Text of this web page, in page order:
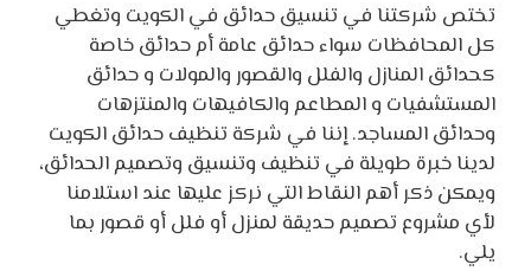
تختص شركتنا في تنسيق حدائق في الكويت وتغطي
كل المحافظات سواء حدائق عامة أم حدائق خاصة
كحدائق المنازل والفلل والقصور والمولات و حدائق
المستشفيات و المطاعم والكافيهات والمنتزهات
وحدائق المساجد. إننا في شركة تنظيف حدائق الكويت
لدينا خبرة طويلة في تنظيف وتنسيق وتصميم الحدائق،
ويمكن ذكر أهم النقاط التي نركز عليها عند استلامنا
لأي مشروع تصميم حديقة لمنزل أو فلل أو قصور بما
يلي.